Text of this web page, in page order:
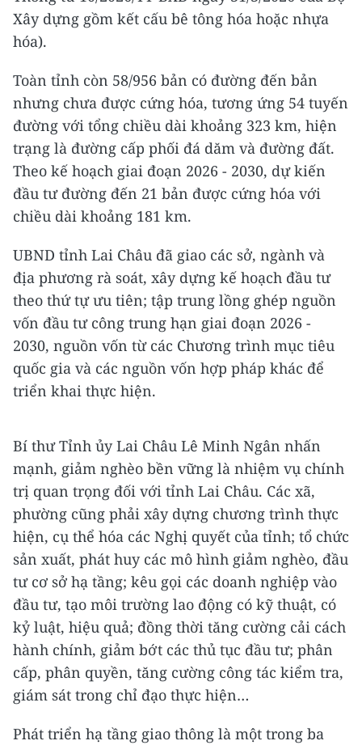
Xây dựng gồm kết cấu bê tông hóa hoặc nhựa
hóa).
Toàn tỉnh còn 58/956 bản có đường đến bản
nhưng chưa được cứng hóa, tương ứng 54 tuyến
đường với tổng chiều dài khoảng 323 km, hiện
trạng là đường cấp phối đá dăm và đường đất.
Theo kế hoạch giai đoạn 2026 - 2030, dự kiến
đầu tư đường đến 21 bản được cứng hóa với
chiều dài khoảng 181 km.
UBND tỉnh Lai Châu đã giao các sở, ngành và
địa phương rà soát, xây dựng kế hoạch đầu tư
theo thứ tự ưu tiên; tập trung lồng ghép nguồn
vốn đầu tư công trung hạn giai đoạn 2026 -
2030, nguồn vốn từ các Chương trình mục tiêu
quốc gia và các nguồn vốn hợp pháp khác để
triển khai thực hiện.
Bí thư Tỉnh ủy Lai Châu Lê Minh Ngân nhấn
mạnh, giảm nghèo bền vững là nhiệm vụ chính
trị quan trọng đối với tỉnh Lai Châu. Các xã,
phường cũng phải xây dựng chương trình thực
hiện, cụ thể hóa các Nghị quyết của tỉnh; tổ chức
sản xuất, phát huy các mô hình giảm nghèo, đầu
tư cơ sở hạ tầng; kêu gọi các doanh nghiệp vào
đầu tư, tạo môi trường lao động có kỹ thuật, có
kỷ luật, hiệu quả; đồng thời tăng cường cải cách
hành chính, giảm bớt các thủ tục đầu tư; phân
cấp, phân quyền, tăng cường công tác kiểm tra,
giám sát trong chỉ đạo thực hiện…
Phát triển hạ tầng giao thông là một trong ba